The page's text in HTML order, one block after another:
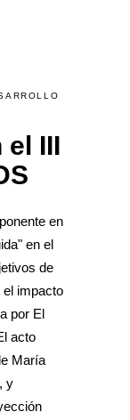
el III
en
en el
de
el impacto
por El
acto
María
y